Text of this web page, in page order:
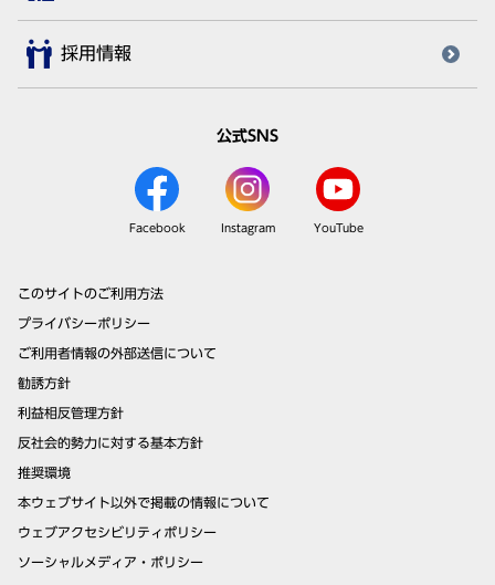
採用情報
公式SNS
Facebook Instagram YouTube
このサイトのご利用方法
プライバシーポリシー
ご利用者情報の外部送信について
勧誘方針
利益相反管理方針
反社会的勢力に対する基本方針
推奨環境
本ウェブサイト以外で掲載の情報について
ウェブアクセシビリティポリシー
ソーシャルメディア・ポリシー